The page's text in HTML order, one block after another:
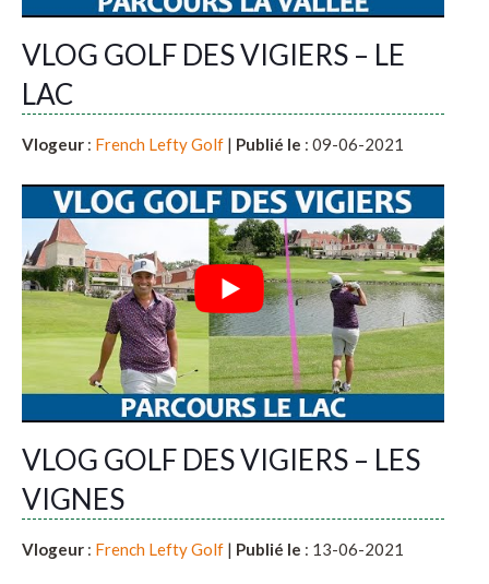
VLOG GOLF DES VIGIERS – LE
LAC
Vlogeur : French Lefty Golf | Publié le : 09-06-2021
VLOG GOLF DES VIGIERS – LES
VIGNES
Vlogeur : French Lefty Golf | Publié le : 13-06-2021